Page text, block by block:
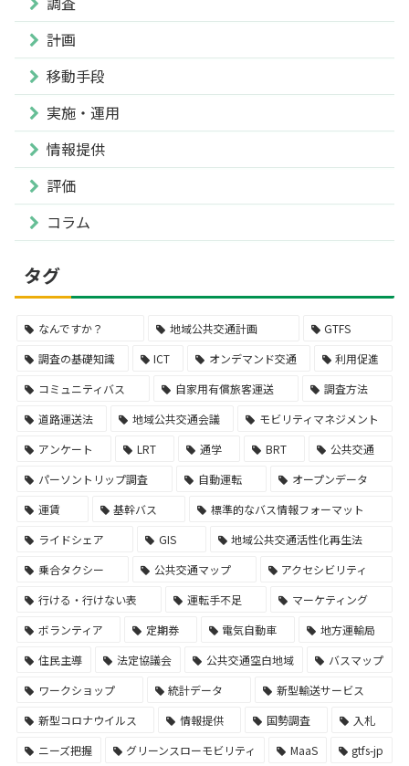
計画
移動手段
実施・運用
情報提供
評価
コラム
タグ
なんですか？ 地域公共交通計画
GTFS
調査の基礎知識
ICT オンデマンド交通
利用促進
コミュニティバス
自家用有償旅客運送
調査方法
道路運送法
地域公共交通会議
モビリティマネジメント
アンケート
LRT 通学 BRT
公共交通
パーソントリップ調査
自動運転
オープンデータ
運賃
基幹バス
標準的なバス情報フォーマット
ライドシェア
GIS
地域公共交通活性化再生法
乗合タクシー
公共交通マップ
アクセシビリティ
行ける・行けない表
運転手不足
マーケティング
ボランティア
定期券 電気自動車
地方運輸局
住民主導
法定協議会 公共交通空白地域
バスマップ
ワークショップ
統計データ
新型輸送サービス
新型コロナウイルス
情報提供 国勢調査
入札
ニーズ把握
グリーンスローモビリティ MaaS gtfs-jp